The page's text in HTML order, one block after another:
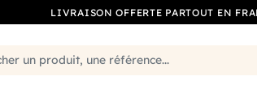
LIVRAISON OFFERTE PARTOUT EN